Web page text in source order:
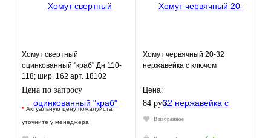
Хомут свертный
оцинкованный "краб" Дн 110-
118; шир. 162 арт. 18102
Цена по запросу
* Актуальную цену пожалуйста
уточните у менеджера
Хомут червячный 20-32
нержавейка с ключом
Цена:
84 руб.
В избранное